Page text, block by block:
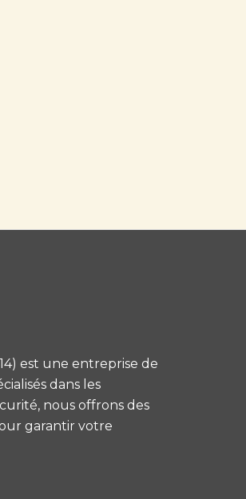
est une entreprise de
dans les
nous offrons des
garantir votre